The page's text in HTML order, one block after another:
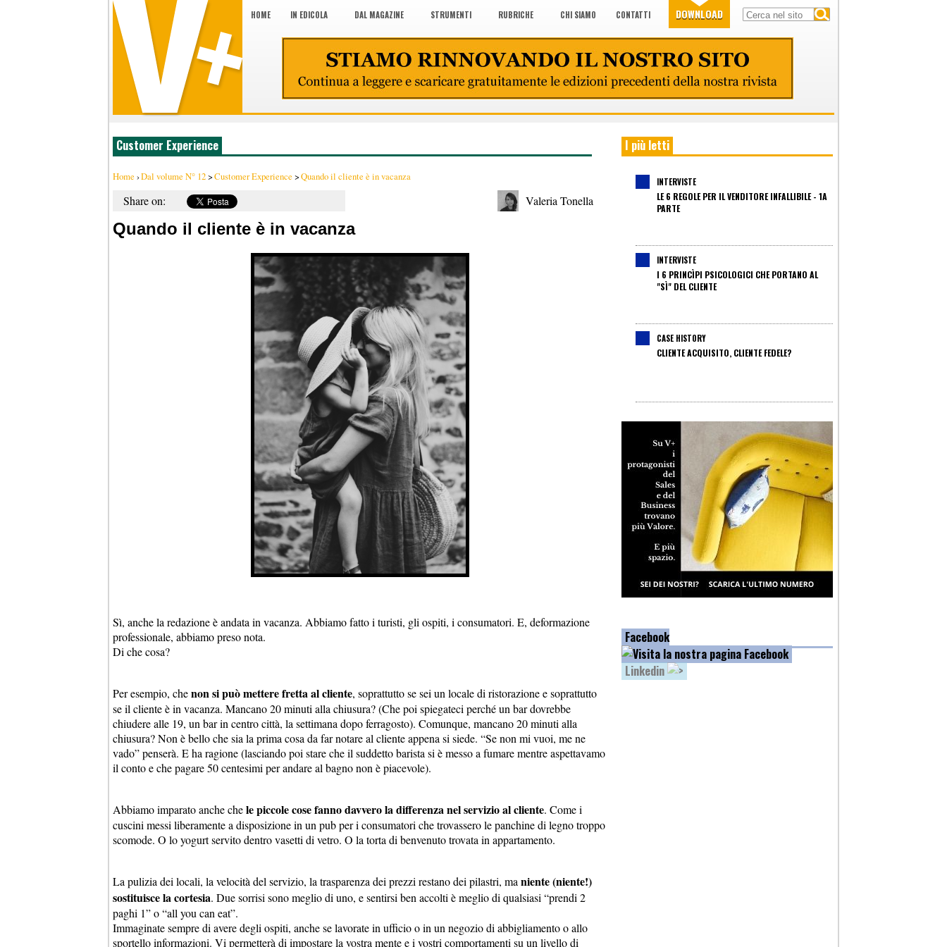
HOME IN EDICOLA DAL MAGAZINE STRUMENTI RUBRICHE CHI SIAMO CONTATTI DOWNLOAD
Customer Experience
Home ›Dal volume N° 12>Customer Experience >Quando il cliente è in vacanza
Share on: Valeria Tonella
Quando il cliente è in vacanza
Sì, anche la redazione è andata in vacanza. Abbiamo fatto i turisti, gli ospiti, i consumatori. E, deformazione
professionale, abbiamo preso nota.
Di che cosa?
Per esempio, chenon si può mettere fretta al cliente, soprattutto se sei un locale di ristorazione e soprattutto
se il cliente è in vacanza. Mancano 20 minuti alla chiusura? (Che poi spiegateci perché un bar dovrebbe
chiudere alle 19, un bar in centro città, la settimana dopo ferragosto). Comunque, mancano 20 minuti alla
chiusura? Non è bello che sia la prima cosa da far notare al cliente appena si siede. “Se non mi vuoi, me ne
vado” penserà. E ha ragione (lasciando poi stare che il suddetto barista si è messo a fumare mentre aspettavamo
il conto e che pagare 50 centesimi per andare al bagno non è piacevole).
Abbiamo imparato anche chele piccole cose fanno davvero la differenza nel servizio al cliente. Come i
cuscini messi liberamente a disposizione in un pub per i consumatori che trovassero le panchine di legno troppo
scomode. O lo yogurt servito dentro vasetti di vetro. O la torta di benvenuto trovata in appartamento.
La pulizia dei locali, la velocità del servizio, la trasparenza dei prezzi restano dei pilastri, ma niente (niente!)
sostituisce la cortesia. Due sorrisi sono meglio di uno, e sentirsi ben accolti è meglio di qualsiasi “prendi 2
paghi 1” o “all you can eat”.
Immaginate sempre di avere degli ospiti, anche se lavorate in ufficio o in un negozio di abbigliamento o allo
sportello informazioni. Vi permetterà di impostare la vostra mente e i vostri comportamenti su un livello di
I più letti
INTERVISTE
LE 6 REGOLE PER IL VENDITORE INFALLIBILE - 1A
PARTE
INTERVISTE
I 6 PRINCÌPI PSICOLOGICI CHE PORTANO AL
"SÌ" DEL CLIENTE
CASE HISTORY
CLIENTE ACQUISITO, CLIENTE FEDELE?
Facebook
Linkedin